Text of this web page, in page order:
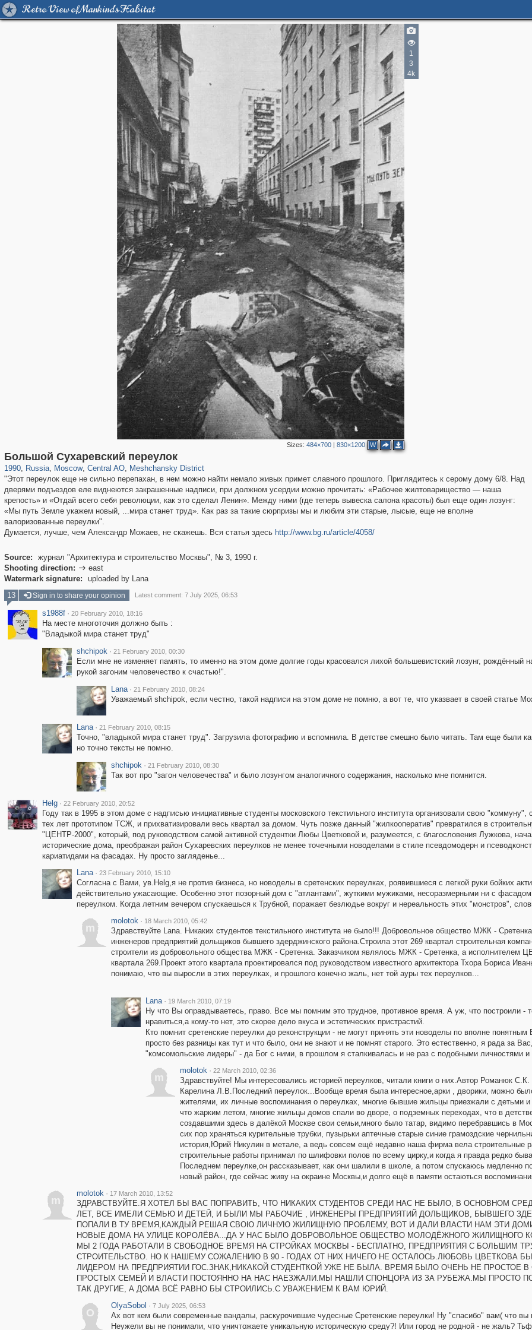
Retro View of Mankind's Habitat
1
3
4k
Sizes: 484×700| 830×1200 W
Большой Сухаревский переулок
1990, Russia
1,406,761 29,243
, Moscow
319,864 8,286
, Central AO
160,011 5,916
, Meshchansky District
10,185 264
"Этот переулок еще не сильно перепахан, в нем можно найти немало живых примет славного прошлого. Приглядитесь к серому дому 6/8. Над
дверями подъездов еле виднеются закрашенные надписи, при должном усердии можно прочитать: «Рабочее жилтоварищество — наша
крепость» и «Отдай всего себя революции, как это сделал Ленин». Между ними (где теперь вывеска салона красоты) был еще один лозунг:
«Мы путь Земле укажем новый, ...мира станет труд». Как раз за такие сюрпризы мы и любим эти старые, лысые, еще не вполне
валоризованные переулки".
Думается, лучше, чем Александр Можаев, не скажешь. Вся статья здесь http://www.bg.ru/article/4058/
Source:
журнал "Архитектура и строительство Москвы", № 3, 1990 г.
Shooting direction:  east
Watermark signature:
uploaded by Lana
13 Sign in to share your opinion Latest comment: 7 July 2025, 06:53
s1988f · 20 February 2010, 18:16
На месте многоточия должно быть :
"Владыкой мира станет труд"
shchipok · 21 February 2010, 00:30
Если мне не изменяет память, то именно на этом доме долгие годы красовался лихой большевистский лозунг, рождённый
рукой загоним человечество к счастью!".
Lana · 21 February 2010, 08:24
Уважаемый shchipok, если честно, такой надписи на этом доме не помню, а вот те, что указвает в своей статье
Lana · 21 February 2010, 08:15
Точно, "владыкой мира станет труд". Загрузила фотографию и вспомнила. В детстве смешно было читать. Там еще были
но точно тексты не помню.
shchipok · 21 February 2010, 08:30
Так вот про "загон человечества" и было лозунгом аналогичного содержания, насколько мне помнится.
Helg · 22 February 2010, 20:52
Году так в 1995 в этом доме с надписью инициативные студенты московского текстильного института организовали свою
тех лет прототипом ТСЖ, и прихватизировали весь квартал за домом. Чуть позже данный "жилкооператив" превратился в
"ЦЕНТР-2000", который, под руководством самой активной студентки Любы Цветковой и, разумеется, с благословения Лужкова,
исторические дома, преображая район Сухаревских переулков не менее точечными новоделами в стиле псевдомодерн и
кариатидами на фасадах. Ну просто загляденье...
Lana · 23 February 2010, 15:10
Согласна с Вами, ув.Helg,я не против бизнеса, но новоделы в сретенских переулках, роявившиеся с легкой руки бойких
действительно ужасающие. Особенно этот позорный дом с "атлантами", жуткими мужиками, несоразмерными ни с фасадом
переулком. Когда летним вечером спускаешься к Трубной, поражает безлюдье вокруг и нереальность этих "монстров",
m
molotok · 18 March 2010, 05:42
Здравствуйте Lana. Никаких студентов текстильного института не было!!! Добровольное общество МЖК -
инженеров предприятий дольщиков бывшего здерджинского района.Строила этот 269 квартал строительная
строители из добровольного общества МЖК - Сретенка. Заказчиком являлось МЖК - Сретенка, а исполнителем
квартала 269.Проект этого квартала проектировался под руководством известного архитектора Тхора Бориса
понимаю, что вы выросли в этих переулках, и прошлого конечно жаль, нет той ауры тех переулков...
Lana · 19 March 2010, 07:19
Ну что Вы оправдываетесь, право. Все мы помним это трудное, противное время. А уж, что построили -
нравиться,а кому-то нет, это скорее дело вкуса и эстетических пристрастий.
Кто помнит сретенские переулки до реконструкции - не могут принять эти новоделы по вполне
просто без разницы как тут и что было, они не знают и не помнят старого. Это естественно, я рада за
"комсомольские лидеры" - да Бог с ними, в прошлом я сталкивалась и не раз с подобными личностями
m
molotok · 22 March 2010, 02:36
Здравствуйте! Мы интересовались историей переулков, читали книги о них.Автор Романюк
Карелина Л.В.Последний переулок...Вообще время была интересное,арки , дворики, можно
жителями, их личные воспоминания о переулках, многие бывшие жильцы приезжали с детьми
что жарким летом, многие жильцы домов спали во дворе, о подземных переходах, что в
создавшими здесь в далёкой Москве свои семьи,много было татар, видимо перебравшись в
сих пор храняться курительные трубки, пузырьки аптечные старые синие грамоздские
история,Юрий Никулин в метале, а ведь совсем ещё недавно наша фирма вела строительные
строительные работы принимал по шлифовки полов по всему цирку,и когда я правда редко
Последнем переулке,он рассказывает, как они шалили в школе, а потом спускаюсь медленно
новый район, где сейчас живу на окраине Москвы,и долго ещё в памяти остаються
m
molotok · 17 March 2010, 13:52
ЗДРАВСТВУЙТЕ.Я ХОТЕЛ БЫ ВАС ПОПРАВИТЬ, ЧТО НИКАКИХ СТУДЕНТОВ СРЕДИ НАС НЕ БЫЛО, В ОСНОВНОМ
ЛЕТ, ВСЕ ИМЕЛИ СЕМЬЮ И ДЕТЕЙ, И БЫЛИ МЫ РАБОЧИЕ , ИНЖЕНЕРЫ ПРЕДПРИЯТИЙ ДОЛЬЩИКОВ, БЫВШЕГО
ПОПАЛИ В ТУ ВРЕМЯ,КАЖДЫЙ РЕШАЯ СВОЮ ЛИЧНУЮ ЖИЛИЩНУЮ ПРОБЛЕМУ, ВОТ И ДАЛИ ВЛАСТИ НАМ ЭТИ
НОВЫЕ ДОМА НА УЛИЦЕ КОРОЛЁВА...ДА У НАС БЫЛО ДОБРОВОЛЬНОЕ ОБЩЕСТВО МОЛОДЁЖНОГО ЖИЛИЩНОГО
МЫ 2 ГОДА РАБОТАЛИ В СВОБОДНОЕ ВРЕМЯ НА СТРОЙКАХ МОСКВЫ - БЕСПЛАТНО, ПРЕДПРИЯТИЯ С БОЛЬШИМ
СТРОИТЕЛЬСТВО. НО К НАШЕМУ СОЖАЛЕНИЮ В 90 - ГОДАХ ОТ НИХ НИЧЕГО НЕ ОСТАЛОСЬ.ЛЮБОВЬ ЦВЕТКОВА
ЛИДЕРОМ НА ПРЕДПРИЯТИИ ГОС.ЗНАК,НИКАКОЙ СТУДЕНТКОЙ УЖЕ НЕ БЫЛА. ВРЕМЯ БЫЛО ОЧЕНЬ НЕ ПРОСТОЕ
ПРОСТЫХ СЕМЕЙ И ВЛАСТИ ПОСТОЯННО НА НАС НАЕЗЖАЛИ.МЫ НАШЛИ СПОНЦОРА ИЗ ЗА РУБЕЖА.МЫ ПРОСТО
ТАК ДРУГИЕ, А ДОМА ВСЁ РАВНО БЫ СТРОИЛИСЬ.С УВАЖЕНИЕМ К ВАМ ЮРИЙ.
O
OlyaSobol · 7 July 2025, 06:53
Ах вот кем были современные вандалы, раскурочившие чудесные Сретенские переулки! Ну "спасибо" вам( что вы
Неужели вы не понимали, что уничтожаете уникальную историческую среду?! Или город не родной - не жаль?